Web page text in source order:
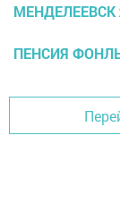
ПЕНСИЯ